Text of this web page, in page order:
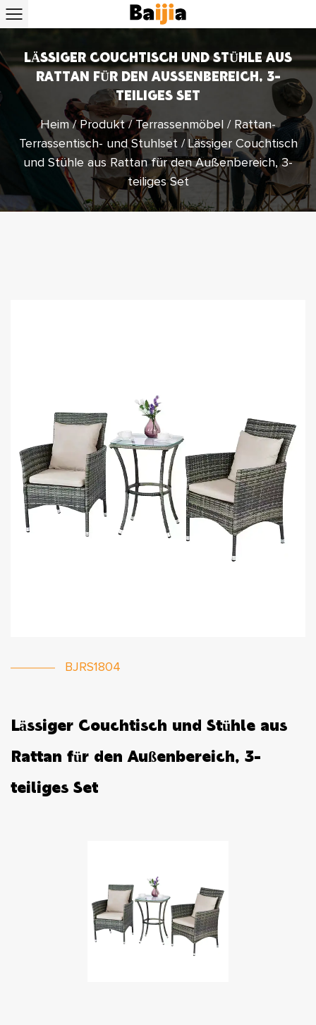
LÄSSIGER COUCHTISCH UND STÜHLE AUS
RATTAN FÜR DEN AUSSENBEREICH, 3-T
EILIGES SET
Heim/ Produkt/Terrassenmöbel / Rattan-
Terrassentisch- und Stuhlset/Lässiger Couchtisch
und Stühle aus Rattan für den Außenbereich, 3-
teiliges Set
BJRS1804
Lässiger Couchtisch und Stühle aus
Rattan für den Außenbereich, 3-
teiliges Set